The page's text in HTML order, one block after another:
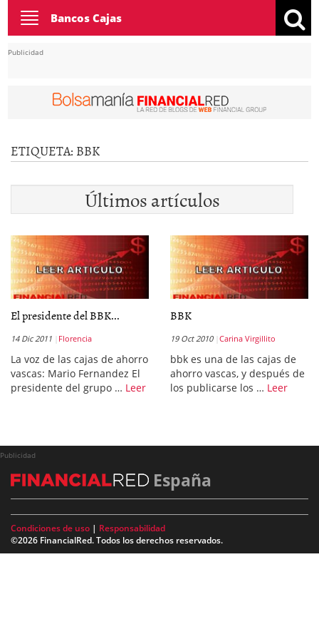
Toggle
navigation
Bancos Cajas
Publicidad
ETIQUETA: BBK
Últimos artículos
El presidente del BBK...
14 Dic 2011 Florencia
La voz de las cajas de ahorro
vascas: Mario Fernandez El
presidente del grupo … Leer
BBK
19 Oct 2010 Carina Virgillito
bbk es una de las cajas de
ahorro vascas, y después de
los publicarse los … Leer
Publicidad
España
Condiciones de uso | Responsabilidad
©2026 FinancialRed. Todos los derechos reservados.